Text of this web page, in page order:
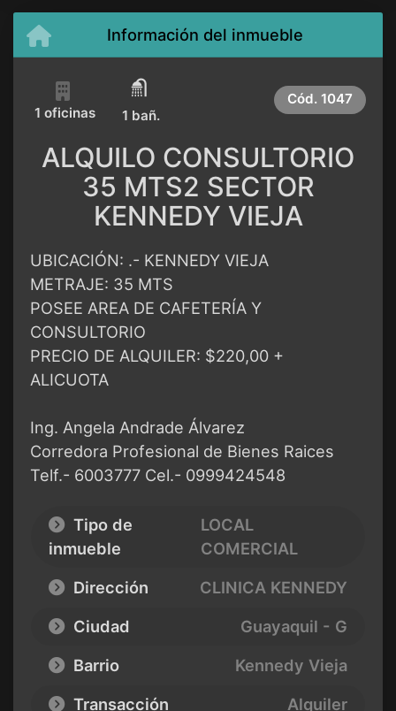
Información del inmueble
1 oficinas 1 bañ.
Cód. 1047
ALQUILO CONSULTORIO
35 MTS2 SECTOR
KENNEDY VIEJA
UBICACIÓN: .- KENNEDY VIEJA
METRAJE: 35 MTS
POSEE AREA DE CAFETERÍA Y
CONSULTORIO
PRECIO DE ALQUILER: $220,00 +
ALICUOTA
Ing. Angela Andrade Álvarez
Corredora Profesional de Bienes Raices
Telf.- 6003777 Cel.- 0999424548
Tipo de
inmueble
LOCAL
COMERCIAL
Dirección
CLINICA KENNEDY
Ciudad
Guayaquil - G
Barrio
Kennedy Vieja
Transacción
Alquiler